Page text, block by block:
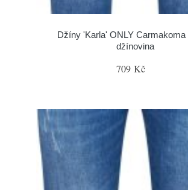
Džíny 'Karla' ONLY Carmakoma
džínovina
709 Kč